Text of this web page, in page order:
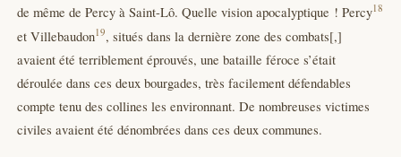
de même de Percy à Saint-Lô. Quelle vision apocalyptique ! Percy18
et Villebaudon19, situés dans la dernière zone des combats[,]
avaient été terriblement éprouvés, une bataille féroce s’était
déroulée dans ces deux bourgades, très facilement défendables
compte tenu des collines les environnant. De nombreuses victimes
civiles avaient été dénombrées dans ces deux communes.